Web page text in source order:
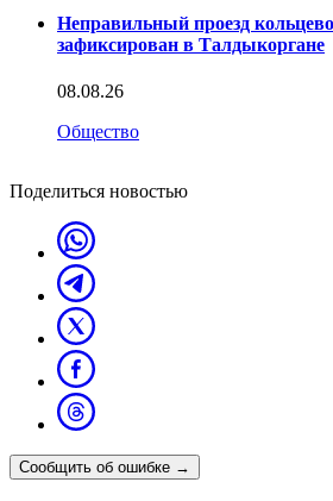
Неправильный проезд
зафиксирован в Талдыкоргане
08.08.26
Общество
Поделиться новостью
Сообщить об ошибке →